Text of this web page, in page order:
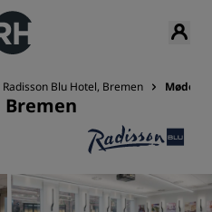
Radisson Blu Hotel, Bremen Møder
Bremen